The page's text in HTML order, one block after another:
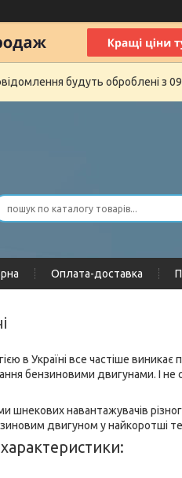
будуть оброблені з
Оплата-доставка
в Україні все частіше
бензиновими двигунами. І не
навантажувачів
двигуном у найкоротші